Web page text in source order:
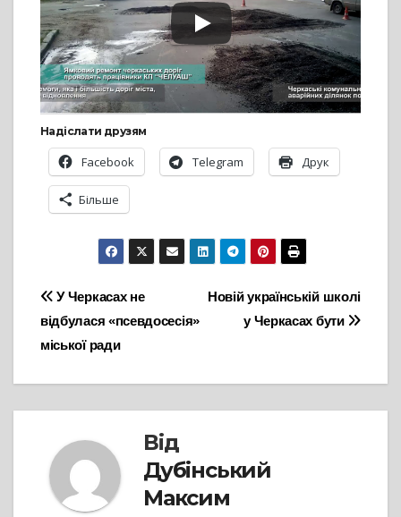
Надіслати друзям
Facebook Telegram Друк
Більше
Навігація
записів
Новій українській школі
у Черкасах бути
У Черкасах не
відбулася «псевдосесія»
міської ради
Від
Дубінський
Максим